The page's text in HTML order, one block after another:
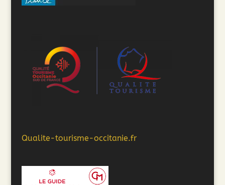
Qualite-tourisme-occitanie.fr